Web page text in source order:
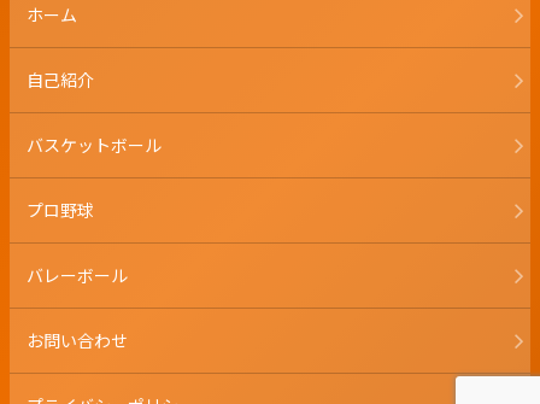
ホーム
自己紹介
バスケットボール
プロ野球
バレーボール
お問い合わせ